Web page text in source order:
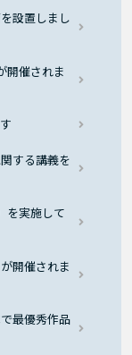
設置しまし
開催されま
する講義を
を実施して
開催されま
最優秀作品